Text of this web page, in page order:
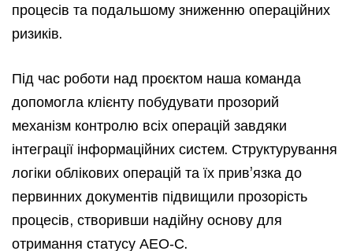
процесів та подальшому зниженню операційних
ризиків.
Під час роботи над проєктом наша команда
допомогла клієнту побудувати прозорий
механізм контролю всіх операцій завдяки
інтеграції інформаційних систем. Структурування
логіки облікових операцій та їх прив’язка до
первинних документів підвищили прозорість
процесів, створивши надійну основу для
отримання статусу АЕО‑С.